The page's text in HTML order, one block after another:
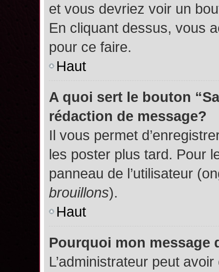
et vous devriez voir un
En cliquant dessus, vous
pour ce faire.
Haut
A quoi sert le bouton
rédaction de message?
Il vous permet
les poster plus tard. Pour
panneau de l’utilisateur
brouillons).
Haut
Pourquoi mon message
L’administrateur peut